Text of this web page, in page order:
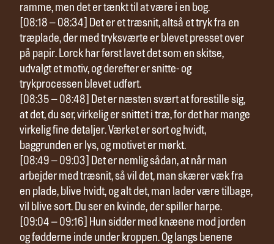
ramme, men det er tænkt til at være i en bog.
[08:18 – 08:34] Det er et træsnit, altså et tryk fra en
træplade, der med tryksværte er blevet presset over
på papir. Lorck har først lavet det som en skitse,
udvalgt et motiv, og derefter er snitte- og
trykprocessen blevet udført.
[08:35 – 08:48] Det er næsten svært at forestille sig,
at det, du ser, virkelig er snittet i træ, for det har mange
virkelig fine detaljer. Værket er sort og hvidt,
baggrunden er lys, og motivet er mørkt.
[08:49 – 09:03] Det er nemlig sådan, at når man
arbejder med træsnit, så vil det, man skærer væk fra
en plade, blive hvidt, og alt det, man lader være tilbage,
vil blive sort. Du ser en kvinde, der spiller harpe.
[09:04 – 09:16] Hun sidder med knæene mod jorden
og fødderne inde under kroppen. Og langs benene